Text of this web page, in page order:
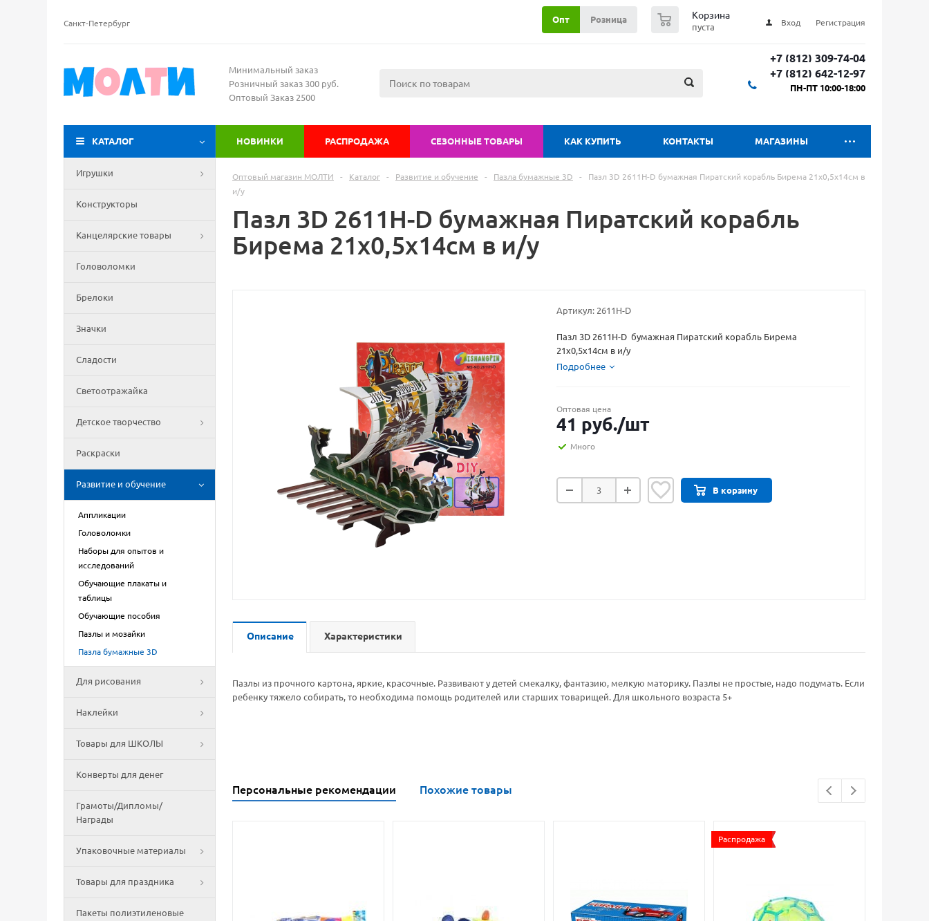
Санкт-Петербург Вход Регистрация
Корзина
пуста
Опт Розница
Минимальный заказ
Розничный заказ 300 руб.
Оптовый Заказ 2500
+7 (812) 309-74-04
+7 (812) 642-12-97
ПН-ПТ 10:00-18:00
КАТАЛОГ НОВИНКИ РАСПРОДАЖА СЕЗОННЫЕ ТОВАРЫ КАК КУПИТЬ КОНТАКТЫ МАГАЗИНЫ
Игрушки
Конструкторы
Канцелярские товары
Головоломки
Брелоки
Значки
Сладости
Светоотражайка
Детское творчество
Раскраски
Развитие и обучение
Аппликации
Головоломки
Наборы для опытов и
исследований
Обучающие плакаты и
таблицы
Обучающие пособия
Пазлы и мозайки
Пазла бумажные 3D
Для рисования
Наклейки
Товары для ШКОЛЫ
Конверты для денег
Грамоты/Дипломы/
Награды
Упаковочные материалы
Товары для праздника
Пакеты полиэтиленовые
Оптовый магазин МОЛТИ - Каталог - Развитие и обучение - Пазла бумажные 3D -
Пазл 3D 2611H-D бумажная Пиратский корабль Бирема 21х0,5х14см в
и/у
Пазл 3D 2611H-D бумажная Пиратский корабль
Бирема 21х0,5х14см в и/у
Артикул: 2611H-D
Пазл 3D 2611H-D бумажная Пиратский корабль Бирема
21х0,5х14см в и/у
Подробнее
Оптовая цена
41 руб./шт
Много
В корзину
Описание Характеристики
Пазлы из прочного картона, яркие, красочные. Развивают у детей смекалку, фантазию, мелкую маторику. Пазлы не простые, надо подумать. Если
ребенку тяжело собирать, то необходима помощь родителей или старших товарищей. Для школьного возраста 5+
Персональные рекомендации Похожие товары
Распродажа